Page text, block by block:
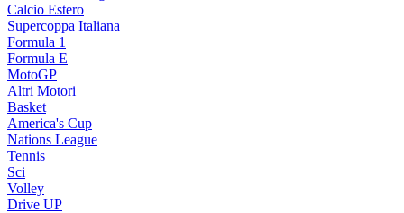
Calcio Estero
Supercoppa Italiana
Formula 1
Formula E
MotoGP
Altri Motori
Basket
America's Cup
Nations League
Tennis
Sci
Volley
Drive UP